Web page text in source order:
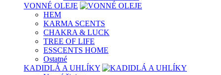
VONNÉ OLEJE
HEM
KARMA SCENTS
CHAKRA & LUCK
TREE OF LIFE
ESSCENTS HOME
Ostatné
KADIDLÁ A UHLÍKY